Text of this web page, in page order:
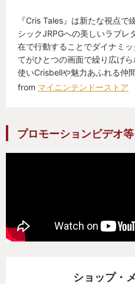
『Cris Tales』は新たな視点
シックJRPGへの美しいラブレ
在で行動することでダイナミ
てがひとつの画面で繰り広げ
使いCrisbellや魅力あふれる仲
from マイニンテンドーストア
プロモーションビデオ等
ショップ・